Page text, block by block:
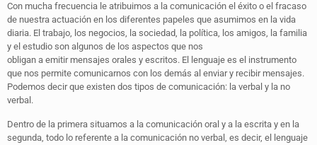
Con mucha frecuencia le atribuimos a la comunicación el éxito o el fracaso
de nuestra actuación en los diferentes papeles que asumimos en la vida
diaria. El trabajo, los negocios, la sociedad, la política, los amigos, la familia
y el estudio son algunos de los aspectos que nos
obligan a emitir mensajes orales y escritos. El lenguaje es el instrumento
que nos permite comunicarnos con los demás al enviar y recibir mensajes.
Podemos decir que existen dos tipos de comunicación: la verbal y la no
verbal.
Dentro de la primera situamos a la comunicación oral y a la escrita y en la
segunda, todo lo referente a la comunicación no verbal, es decir, el lenguaje